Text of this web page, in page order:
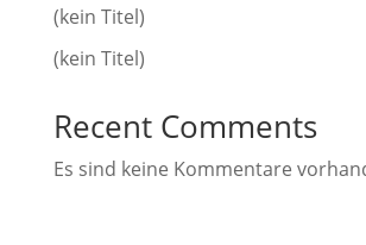
(kein Titel)
(kein Titel)
Recent Comments
Es sind keine Kommentare